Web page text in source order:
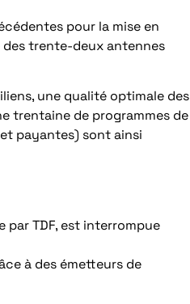
pour la mise en
trente-deux antennes
une qualité optimale des
trentaine de programmes de
payantes) sont ainsi
TDF, est interrompue
à des émetteurs de